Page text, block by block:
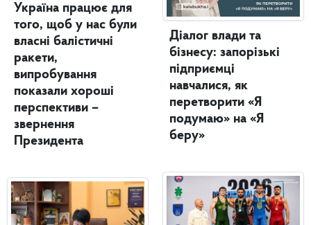
Україна працює для
того, щоб у нас були
власні балістичні
ракети,
випробування
показали хороші
перспективи –
звернення
Президента
Діалог влади та
бізнесу: запорізькі
підприємці
навчалися, як
перетворити «Я
подумаю» на «Я
беру»